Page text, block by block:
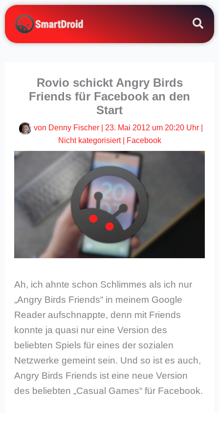
Zum
Inhalt
springen
Rovio schickt Angry Birds
Friends für Facebook an den
Start
von Denny Fischer 23. Mai 2012 um 20:20 Uhr|
Nicht kategorisiert| Facebook
Ah, ich ahnte schon Schlimmes als ich nur
„Angry Birds Friends“ in meinem Google
Reader aufschnappte, denn mit Friends
konnte ja quasi nur eine Version des
beliebten Spiels für eines der sozialen
Netzwerke gemeint sein. Und so ist es auch,
Angry Birds Friends ist eine neue Version
des beliebten „Casual Games“ für Facebook.